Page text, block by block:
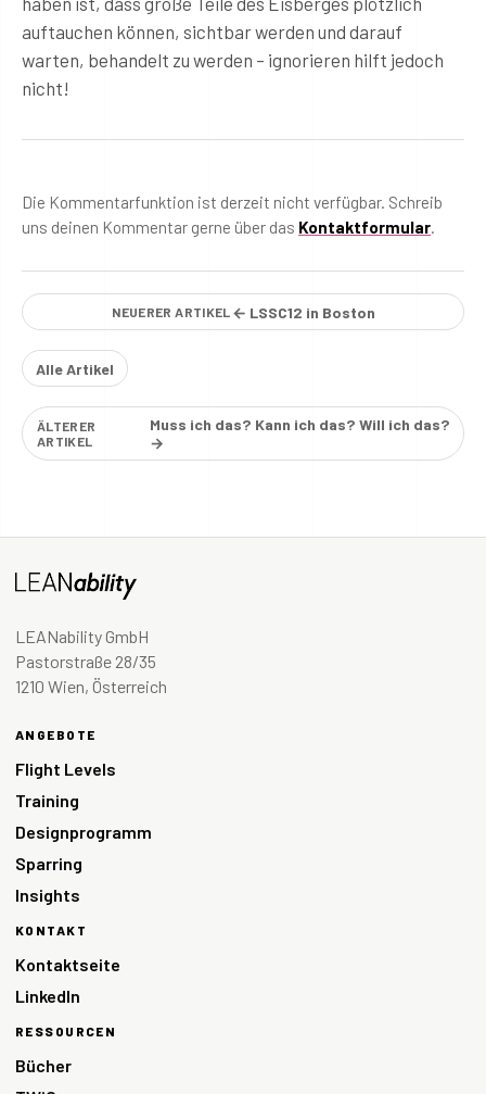
auftauchen können, sichtbar werden und darauf
warten, behandelt zu werden – ignorieren hilft jedoch
nicht!
Die Kommentarfunktion ist derzeit nicht verfügbar. Schreib
uns deinen Kommentar gerne über das Kontaktformular.
NEUERER ARTIKEL ← LSSC12 in Boston
Alle Artikel
ÄLTERER
ARTIKEL
Muss ich das? Kann ich das? Will ich das?
→
LEANability GmbH
Pastorstraße 28/35
1210 Wien, Österreich
ANGEBOTE
Flight Levels
Training
Designprogramm
Sparring
Insights
KONTAKT
Kontaktseite
LinkedIn
RESSOURCEN
Bücher